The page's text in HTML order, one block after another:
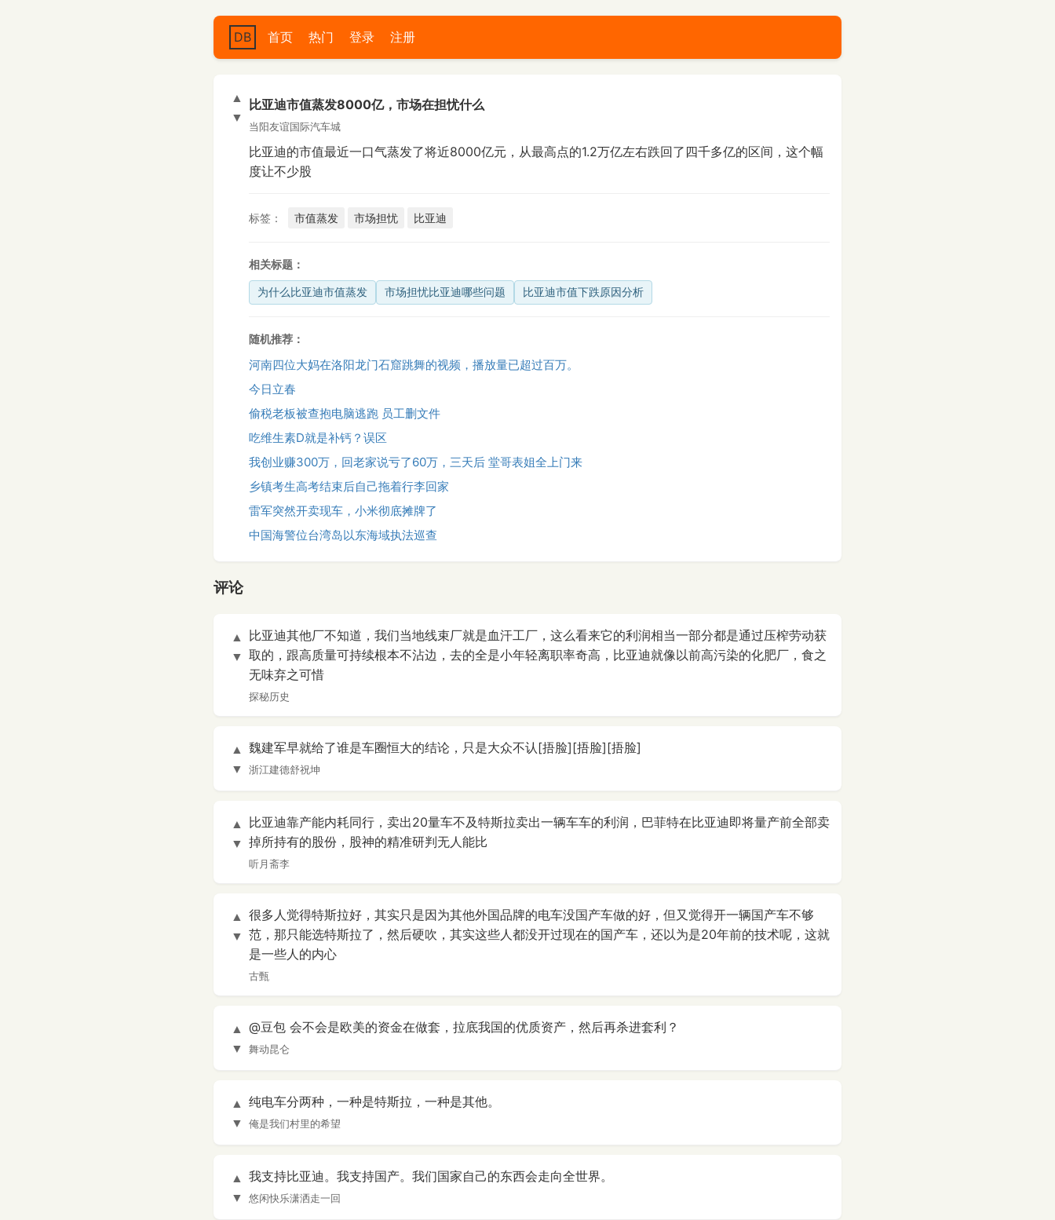
DB 首页 热门 登录 注册
▲
▼
比亚迪市值蒸发8000亿，市场在担忧什么
当阳友谊国际汽车城
比亚迪的市值最近一口气蒸发了将近8000亿元，从最高点的1.2万亿左右跌回了四千多亿的区间，这个幅
度让不少股
标签： 市值蒸发 市场担忧 比亚迪
相关标题：
为什么比亚迪市值蒸发 市场担忧比亚迪哪些问题 比亚迪市值下跌原因分析
随机推荐：
河南四位大妈在洛阳龙门石窟跳舞的视频，播放量已超过百万。
今日立春
偷税老板被查抱电脑逃跑 员工删文件
吃维生素D就是补钙？误区
我创业赚300万，回老家说亏了60万，三天后 堂哥表姐全上门来
乡镇考生高考结束后自己拖着行李回家
雷军突然开卖现车，小米彻底摊牌了
中国海警位台湾岛以东海域执法巡查
评论
▲
▼
比亚迪其他厂不知道，我们当地线束厂就是血汗工厂，这么看来它的利润相当一部分都是通过压榨劳动获
取的，跟高质量可持续根本不沾边，去的全是小年轻离职率奇高，比亚迪就像以前高污染的化肥厂，食之
无味弃之可惜
探秘历史
▲
▼
魏建军早就给了谁是车圈恒大的结论，只是大众不认[捂脸][捂脸][捂脸]
浙江建德舒祝坤
▲
▼
比亚迪靠产能内耗同行，卖出20量车不及特斯拉卖出一辆车车的利润，巴菲特在比亚迪即将量产前全部卖
掉所持有的股份，股神的精准研判无人能比
听月斋李
▲
▼
很多人觉得特斯拉好，其实只是因为其他外国品牌的电车没国产车做的好，但又觉得开一辆国产车不够
范，那只能选特斯拉了，然后硬吹，其实这些人都没开过现在的国产车，还以为是20年前的技术呢，这就
是一些人的内心
古甄
▲
▼
@豆包 会不会是欧美的资金在做套，拉底我国的优质资产，然后再杀进套利？
舞动昆仑
▲
▼
纯电车分两种，一种是特斯拉，一种是其他。
俺是我们村里的希望
▲
▼
我支持比亚迪。我支持国产。我们国家自己的东西会走向全世界。
悠闲快乐潇洒走一回